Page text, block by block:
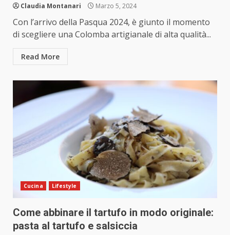
Claudia Montanari Marzo 5, 2024
Con l’arrivo della Pasqua 2024, è giunto il momento
di scegliere una Colomba artigianale di alta qualità...
Read More
Cucina Lifestyle
Come abbinare il tartufo in modo originale:
pasta al tartufo e salsiccia